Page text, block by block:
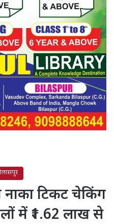
नाका टिकट चेकिंग
में ₹1.62 लाख से